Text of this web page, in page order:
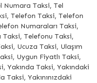
Numara Taksi, Tel
Telefon Taksi, Telefon
Numaraları Taksi,
Taksi, Telefonu Taksi,
Ucuza Taksi, Ulaşım
Uygun Fiyatlı Taksi,
Yakında Taksi, Yakındaki
Taksi, Yakınınızdaki